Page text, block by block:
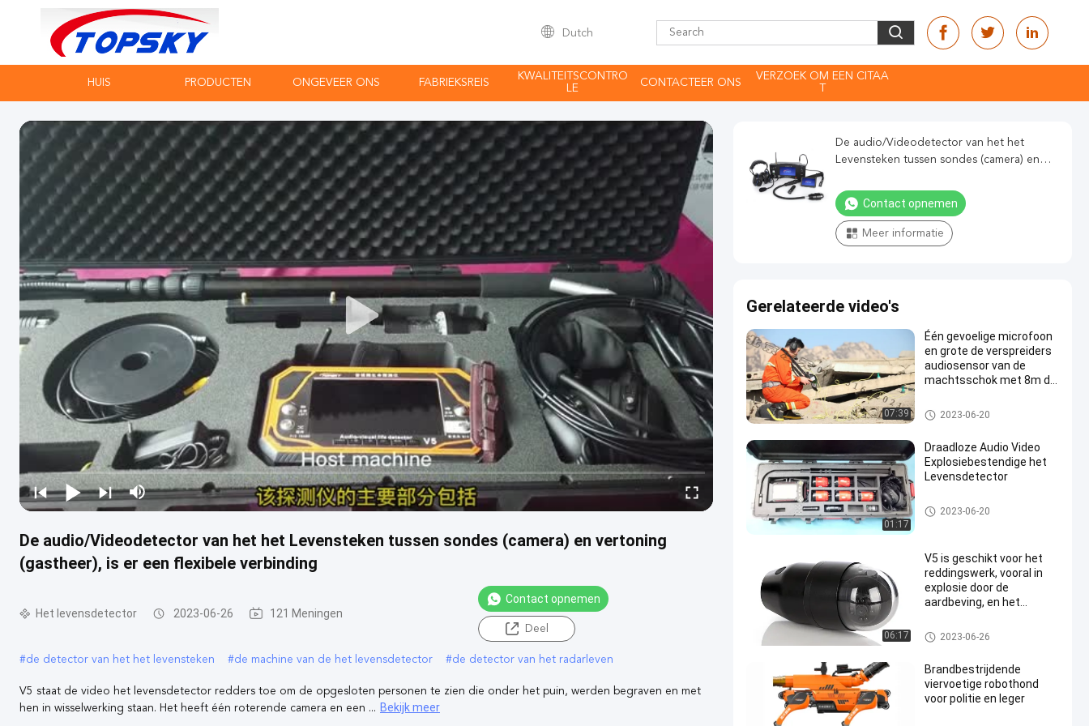
Dutch
HUIS PRODUCTEN ONGEVEER ONS FABRIEKSREIS
KWALITEITSCONTRO
LE
CONTACTEER ONS
VERZOEK OM EEN CITAA
De audio/Videodetector van het het Levensteken tussen sondes (camera) en vertoning
(gastheer), is er een flexibele verbinding
Het levensdetector 2023-06-26 121 Meningen
Contact opnemen
Deel
#de detector van het het levensteken #de machine van de het levensdetector #de detector van het radarleven
V5 staat de video het levensdetector redders toe om de opgesloten personen te zien die onder het puin, werden begraven en met
hen in wisselwerking staan. Het heeft één roterende camera en een ... Bekijk meer
De audio/Videodetector van het het
Levensteken tussen sondes (camera) en
verbinding
Contact opnemen
Meer informatie
Gerelateerde video's
07:39
Één gevoelige microfoon
en grote de verspreiders
audiosensor van de
machtsschok met 8m de
Interferance van het
kabelleven
Het levensdetector
2023-06-20
01:17
Draadloze Audio Video
Explosiebestendige het
Levensdetector
Het levensdetector
2023-06-20
06:17
V5 is geschikt voor het
reddingswerk, vooral in
explosie door de
aardbeving, en het
gebouwen (die door g
worden veroorzaakt
Het levensdetector
2023-06-26
Brandbestrijdende
viervoetige robothond
voor politie en leger